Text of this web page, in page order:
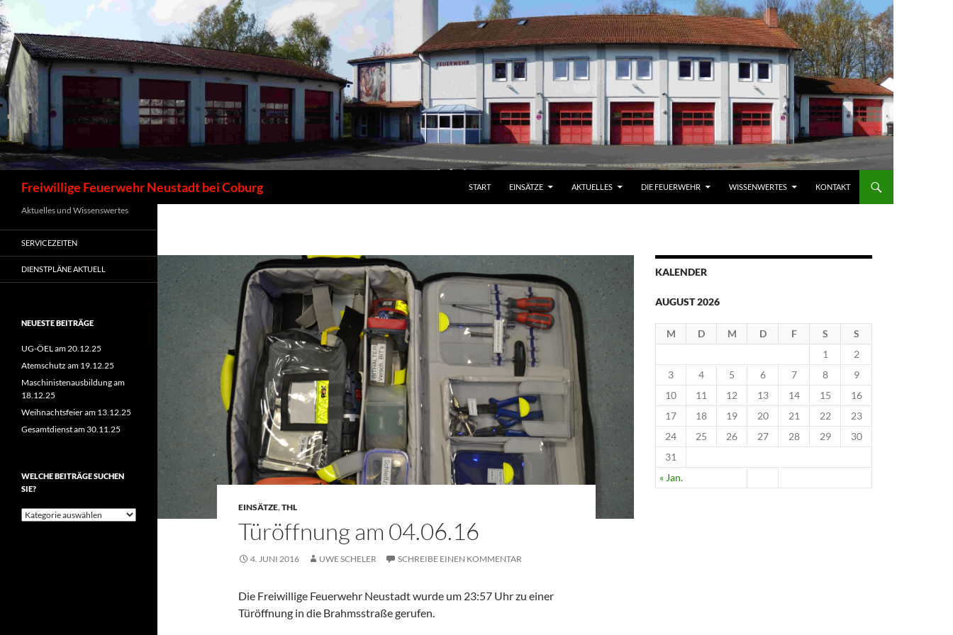
Zum
Inhalt
springen
Freiwillige Feuerwehr Neustadt bei Coburg START EINSÄTZE AKTUELLES DIE FEUERWEHR WISSENWERTES KONTAKT
EINSÄTZE,THL
Türöffnung am 04.06.16
4. JUNI 2016 UWE SCHELER SCHREIBE EINEN KOMMENTAR
Die Freiwillige Feuerwehr Neustadt wurde um 23:57 Uhr zu einer
Türöffnung in die Brahmsstraße gerufen.
KALENDER
AUGUST 2026
M D M D F S S
« Jan.
1
2
3
4 5 6 7 8
9
10
11 12 13 14 15
16
17
18 19 20 21 22
23
24
25 26 27 28 29
30
31
Aktuelles und Wissenswertes
SERVICEZEITEN
DIENSTPLÄNE AKTUELL
NEUESTE BEITRÄGE
UG-ÖEL am 20.12.25
Atemschutz am 19.12.25
Maschinistenausbildung am
18.12.25
Weihnachtsfeier am 13.12.25
Gesamtdienst am 30.11.25
WELCHE BEITRÄGE SUCHEN
SIE?
Welche